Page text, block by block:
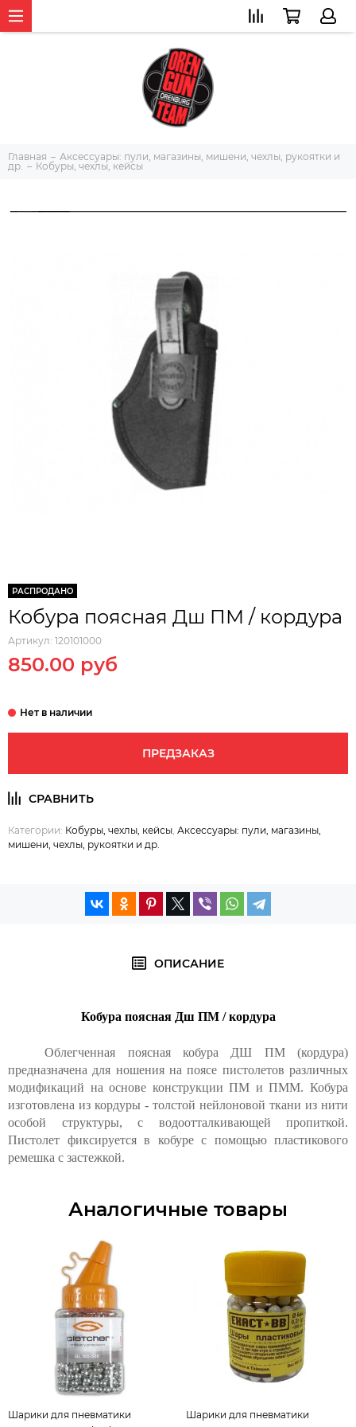
Главная
Аксессуары: пули, магазины, мишени, чехлы, рукоятки и
др.
Кобуры, чехлы, кейсы
РАСПРОДАНО
Кобура поясная Дш ПМ / кордура
Артикул: 120101000
850.00 руб
ПРЕДЗАКАЗ
Категории: Кобуры, чехлы, кейсы Аксессуары: пули, магазины,
мишени, чехлы, рукоятки и др.
ОПИСАНИЕ
Кобура поясная Дш ПМ / кордура
Облегченная поясная кобура ДШ ПМ (кордура)
предназначена для ношения на поясе пистолетов различных
модификаций на основе конструкции ПМ и ПММ. Кобура
изготовлена из кордуры - толстой нейлоновой ткани из нити
особой структуры, с водоотталкивающей пропиткой.
Пистолет фиксируется в кобуре с помощью пластикового
ремешка с застежкой.
Аналогичные товары
Шарики для пневматики
Шарики для пневматики